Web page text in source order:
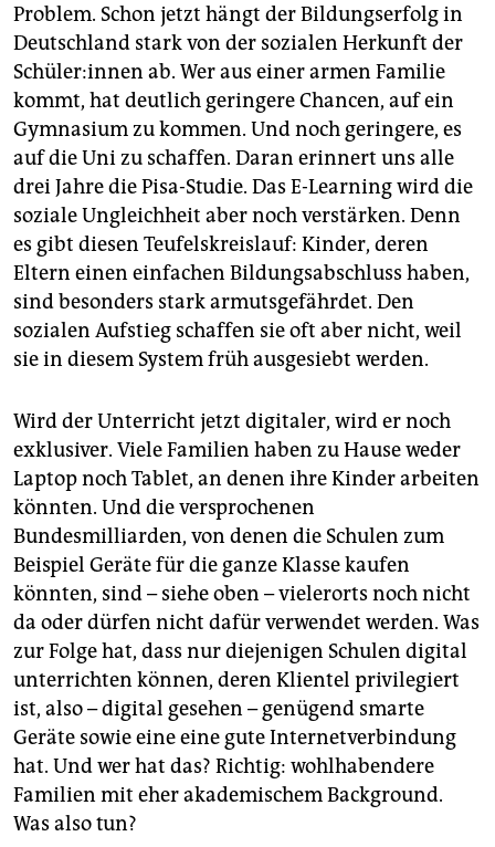
Problem. Schon jetzt hängt der Bildungserfolg in
Deutschland stark von der sozialen Herkunft der
Schüler:innen ab. Wer aus einer armen Familie
kommt, hat deutlich geringere Chancen, auf ein
Gymnasium zu kommen. Und noch geringere, es
auf die Uni zu schaffen. Daran erinnert uns alle
drei Jahre die Pisa-Studie. Das E-Learning wird die
soziale Ungleichheit aber noch verstärken. Denn
es gibt diesen Teufelskreislauf: Kinder, deren
Eltern einen einfachen Bildungsabschluss haben,
sind besonders stark armutsgefährdet. Den
sozialen Aufstieg schaffen sie oft aber nicht, weil
sie in diesem System früh ausgesiebt werden.
Wird der Unterricht jetzt digitaler, wird er noch
exklusiver. Viele Familien haben zu Hause weder
Laptop noch Tablet, an denen ihre Kinder arbeiten
könnten. Und die versprochenen
Bundesmilliarden, von denen die Schulen zum
Beispiel Geräte für die ganze Klasse kaufen
könnten, sind – siehe oben – vielerorts noch nicht
da oder dürfen nicht dafür verwendet werden. Was
zur Folge hat, dass nur diejenigen Schulen digital
unterrichten können, deren Klientel privilegiert
ist, also – digital gesehen – genügend smarte
Geräte sowie eine eine gute Internetverbindung
hat. Und wer hat das? Richtig: wohlhabendere
Familien mit eher akademischem Background.
Was also tun?